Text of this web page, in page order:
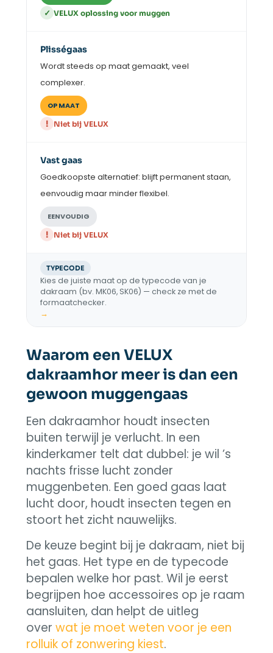
✓ VELUX oplossing voor muggen
Plisségaas
Wordt steeds op maat gemaakt, veel
complexer.
OP MAAT
! Niet bij VELUX
Vast gaas
Goedkoopste alternatief: blijft permanent staan,
eenvoudig maar minder flexibel.
EENVOUDIG
! Niet bij VELUX
TYPECODE
Kies de juiste maat op de typecode van je
dakraam (bv. MK06, SK06) — check ze met de
formaatchecker.
→
Waarom een VELUX
dakraamhor meer is dan een
gewoon muggengaas
Een dakraamhor houdt insecten
buiten terwijl je verlucht. In een
kinderkamer telt dat dubbel: je wil ’s
nachts frisse lucht zonder
muggenbeten. Een goed gaas laat
lucht door, houdt insecten tegen en
stoort het zicht nauwelijks.
De keuze begint bij je dakraam, niet bij
het gaas. Het type en de typecode
bepalen welke hor past. Wil je eerst
begrijpen hoe accessoires op je raam
aansluiten, dan helpt de uitleg
over wat je moet weten voor je een
rolluik of zonwering kiest.